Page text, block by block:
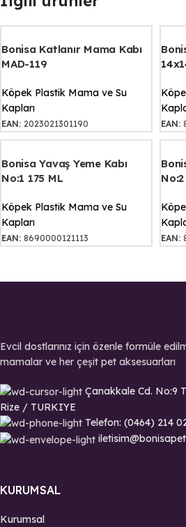
Bonisa Katlanır Mama Kabı
MAD-119
Köpek Plastik Mama ve Su
Kapları
EAN: 2023021301190 EAN:
Bonisa Yavaş Yeme Kabı
No:1 175 ML
Köpek Plastik Mama ve Su
Kapları
EAN: 8690000121113 EAN:
Evcil dostlarınız için özenle formüle
mamalar ve her çeşit pet aksesuarları
Çanakkale Cd. No:9
Rize / TURKIYE
Telefon: (0464) 214
KURUMSAL
Kurumsal